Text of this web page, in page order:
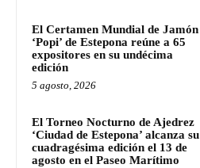
El Certamen Mundial de Jamón
‘Popi’ de Estepona reúne a 65
expositores en su undécima
edición
5 agosto, 2026
El Torneo Nocturno de Ajedrez
‘Ciudad de Estepona’ alcanza su
cuadragésima edición el 13 de
agosto en el Paseo Marítimo